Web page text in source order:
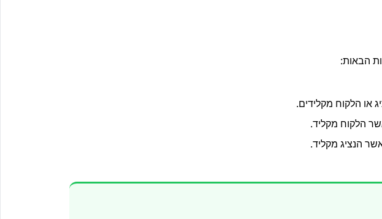
הבאות:
או הלקוח מקלידים.
הלקוח מקליד.
הנציג מקליד.